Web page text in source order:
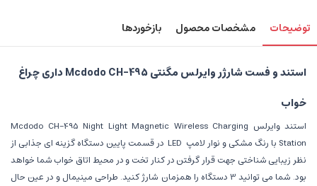
توضیحات مشخصات محصول بازخوردها
استند و فست شارژر وایرلس مگنتی Mcdodo CH-495 داری چراغ
خواب
استند وایرلس Mcdodo CH-495 Night Light Magnetic Wireless Charging
Station با رنگ مشکی و نوار لامپ
LED در قسمت پایین دستگاه گزینه ای جذابی از
نظر زیبایی شناختی جهت قرار گرفتن در کنار تخت و در محیط اتاق خواب شما خواهد
بود. شما می توانید 3 دستگاه را همزمان شارژ کنید. طراحی مینیمال و در عین حال